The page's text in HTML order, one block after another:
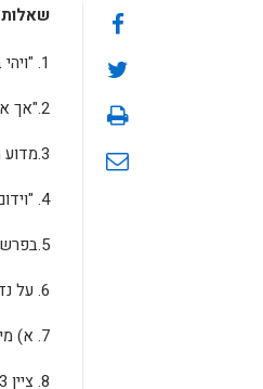
שאלות
1. "ויהי ביום השמיני". א.באיזה תאריך חל יום זה? ב. מה מעלותיו ?
2."אך את זה לא תאכלו". שלושה דברים נתקשה בהם משה, והראה לו ה' באצבע. מה הם?
3.מדוע מתו בני אהרון? ציין לפחות 5 סיבות.
4. "וידום אהרון". רק עוד פעם אחת בכל התורה נאמר הביטוי "וידום". היכן?
5.בפרשתינו האש שרפה על המזבח את העולה והחלבים. ציין עוד 2 מקרים בתנ"ך שבהם האש שרפה קורבנות.
6. על נדב ואביהו נאמר: " ותצא אש מלפני ה' ותאכל אותם" על מי עוד בתורה מסופר שמתו בצורה דומה?
7. א) מי היו מישאל ואלצפן? ב. מה הם עשו ?
8. ציין 3 חיות שאינן מפריסות פרסה, המוזכרות בפרשתנו.